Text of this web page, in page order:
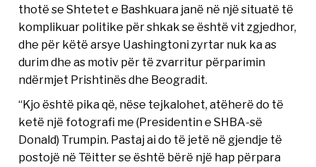
thotë se Shtetet e Bashkuara janë në një situatë të
komplikuar politike për shkak se është vit zgjedhor,
dhe për këtë arsye Uashingtoni zyrtar nuk ka as
durim dhe as motiv për të zvarritur përparimin
ndërmjet Prishtinës dhe Beogradit.
“Kjo është pika që, nëse tejkalohet, atëherë do të
ketë një fotografi me (Presidentin e SHBA-së
Donald) Trumpin. Pastaj ai do të jetë në gjendje të
postojë në Tëitter se është bërë një hap përpara